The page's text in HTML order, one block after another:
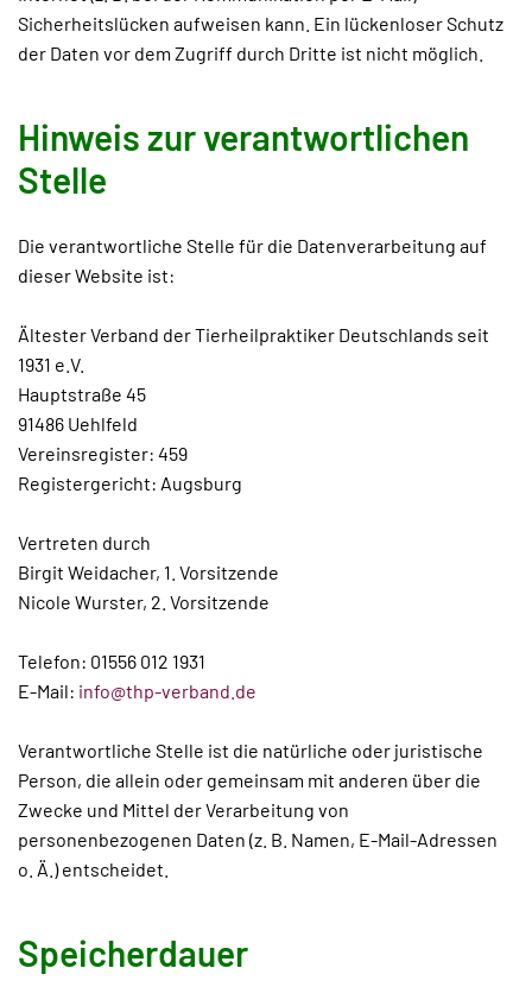
Sicherheitslücken aufweisen kann. Ein lückenloser Schutz
der Daten vor dem Zugriff durch Dritte ist nicht möglich.
Hinweis zur verantwortlichen
Stelle
Die verantwortliche Stelle für die Datenverarbeitung auf
dieser Website ist:
Ältester Verband der Tierheilpraktiker Deutschlands seit
1931 e.V.
Hauptstraße 45
91486 Uehlfeld
Vereinsregister: 459
Registergericht: Augsburg
Vertreten durch
Birgit Weidacher, 1. Vorsitzende
Nicole Wurster, 2. Vorsitzende
Telefon: 01556 012 1931
E-Mail: info@thp-verband.de
Verantwortliche Stelle ist die natürliche oder juristische
Person, die allein oder gemeinsam mit anderen über die
Zwecke und Mittel der Verarbeitung von
personenbezogenen Daten (z. B. Namen, E-Mail-Adressen
o. Ä.) entscheidet.
Speicherdauer